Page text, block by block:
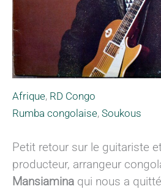
Afrique, RD Congo
Rumba congolaise, Soukous
Petit retour sur le guitariste
producteur, arrangeur
Mansiamina qui nous a